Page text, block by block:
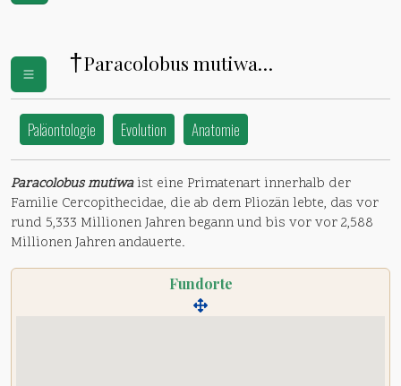
†Paracolobus mutiwa
Paläontologie Evolution Anatomie
Paracolobus mutiwaist eine Primatenart innerhalb der
Familie Cercopithecidae, die ab dem Pliozän lebte, das vor
rund 5,333 Millionen Jahren begann und bis vor vor 2,588
Millionen Jahren andauerte.
Fundorte